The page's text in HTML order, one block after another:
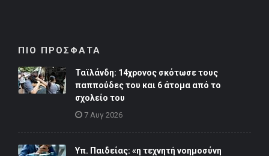
ΠΙΟ ΠΡΟΣΦΑΤΑ
Ταϊλάνδη: 14χρονος σκότωσε τους
παππούδες του και 6 άτομα από το
σχολείο του
7 Αυγ 2026
Υπ. Παιδείας: «η τεχνητή νοημοσύνη